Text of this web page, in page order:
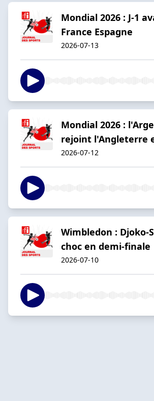
Mondial 2026 : J-1
France Espagne
2026-07-13
Mondial 2026 :
rejoint l'Angleterre
2026-07-12
Wimbledon : Djoko-
choc en demi-finale
2026-07-10